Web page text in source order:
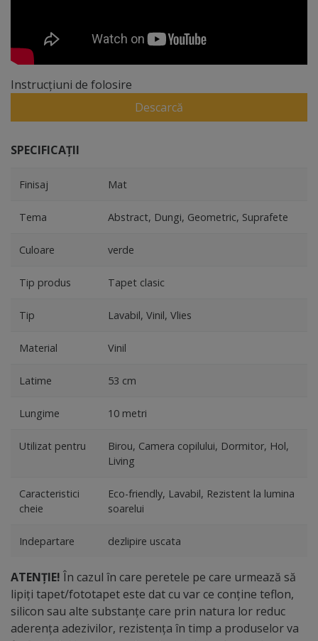
Instrucțiuni de folosire
Descarcă
SPECIFICAȚII
Finisaj Mat
Tema Abstract, Dungi, Geometric, Suprafete
Culoare verde
Tip produs Tapet clasic
Tip Lavabil, Vinil, Vlies
Material Vinil
Latime 53 cm
Lungime 10 metri
Utilizat pentru
Birou, Camera copilului, Dormitor, Hol,
Living
Caracteristici
cheie
Eco-friendly, Lavabil, Rezistent la lumina
soarelui
Indepartare dezlipire uscata
ATENȚIE! În cazul în care peretele pe care urmează să
lipiți tapet/fototapet este dat cu var ce conține teflon,
silicon sau alte substanțe care prin natura lor reduc
aderența adezivilor, rezistența în timp a produselor va